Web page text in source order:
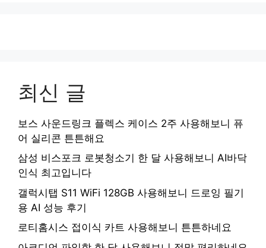
최신 글
보스 사운드링크 플렉스 케이스 2주 사용해보니 퓨
어 실리콘 튼튼해요
삼성 비스포크 로봇청소기 한 달 사용해보니 AI바닥
인식 최고입니다
갤럭시탭 S11 WiFi 128GB 사용해보니 드로잉 필기
용 AI 성능 후기
로티홈시스 접이식 카트 사용해보니 튼튼하네요